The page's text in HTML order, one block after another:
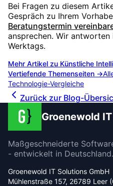
Bei Fragen zu diesem
Gespräch zu Ihrem
Beratungstermin
ansprechen. Wir antworten
Werktags.
Mehr Artikel zu Künstliche
Vertiefende Themenseiten →
Technologie-Vergleiche
Zurück zur Blog-
Groenewold
Maßgeschneiderte
- entwickelt in Deutschland.
Groenewold IT Solutions GmbH
Mühlenstraße 157, 26789 Leer